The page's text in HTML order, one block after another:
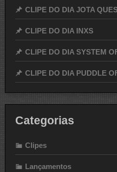
CLIPE DO DIA JOTA
CLIPE DO DIA INXS
CLIPE DO DIA SYSTEM
CLIPE DO DIA PUDDLE
Categorias
Clipes
Lançamentos